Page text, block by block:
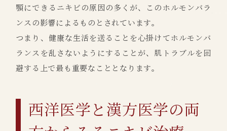
顎にできるニキビの原因の多くが、このホルモンバラ
ンスの影響によるものとされています。
つまり、健康な生活を送ることを心掛けてホルモンバ
ランスを乱さないようにすることが、肌トラブルを回
避する上で最も重要なこととなります。
西洋医学と漢方医学の両